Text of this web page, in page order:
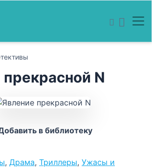
N
в библиотеку
, Драма, Триллеры, Ужасы и